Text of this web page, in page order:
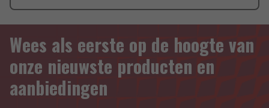
Wees als eerste op de hoogte van
onze nieuwste producten en
aanbiedingen